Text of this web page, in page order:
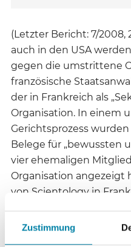
Zustimmung
(Letzter Bericht: 7/2008,
auch in den USA
gegen die umstrittene
französische
der in Frankreich als
Organisation. In einem
Gerichtsprozess
Belege für „bewussten
vier ehemaligen
Organisation angezeigt
von Scientology in
Bewährung sowie eine